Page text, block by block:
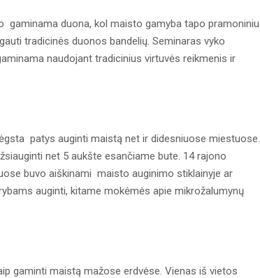
gaminama duona, kol maisto gamyba tapo pramoniniu
tradicinės duonos bandelių. Seminaras vyko
naudojant tradicinius virtuvės reikmenis ir
patys auginti maistą net ir didesniuose miestuose.
net 5 aukšte esančiame bute. 14 rajono
buvo aiškinami maisto auginimo stiklainyje ar
auginti, kitame mokėmės apie mikrožalumynų
gaminti maistą mažose erdvėse. Vienas iš vietos